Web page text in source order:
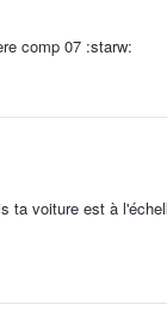
comp 07 :starw:
voiture est à